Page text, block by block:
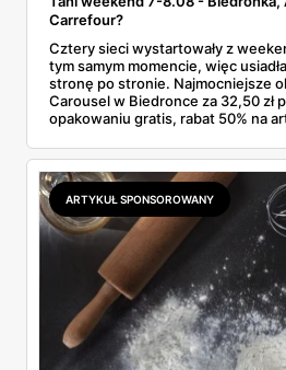
Carrefour?
Cztery sieci wystartowały z
tym samym momencie, więc
stronę po stronie. Najmocniejsze
Carousel w Biedronce za 32,50 zł
opakowaniu gratis, rabat 50% na
2,99 zł za kilogram, ale wyłącznie
odpowiada masłem za 2,99 zł.
najwięcej wyciśniesz z Biedronki,
do Aldi.
ARTYKUŁ SPONSOROWANY